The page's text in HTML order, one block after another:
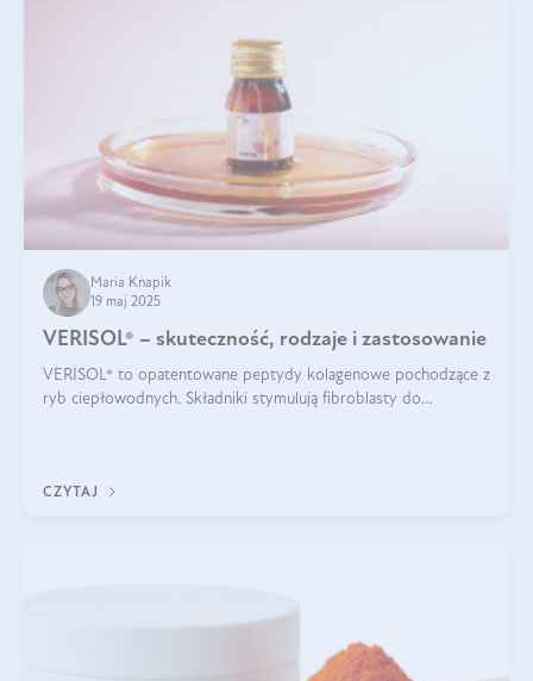
Maria Knapik
19 maj 2025
VERISOL® – skuteczność, rodzaje i zastosowanie
VERISOL® to opatentowane peptydy kolagenowe pochodzące z
ryb ciepłowodnych. Składniki stymulują fibroblasty do
CZYTAJ